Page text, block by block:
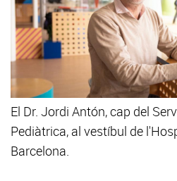
El Dr. Jordi Antón, cap del
Pediàtrica, al vestíbul de
Barcelona.